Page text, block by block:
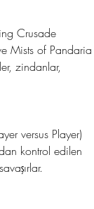
Crusade
Mists of Pandaria
zindanlar,
versus Player)
kontrol edilen